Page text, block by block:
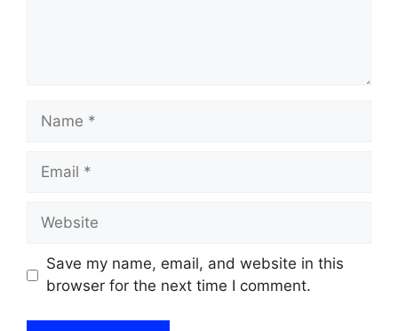
Name
Email
Website
Save my name, email, and website in this
browser for the next time I comment.